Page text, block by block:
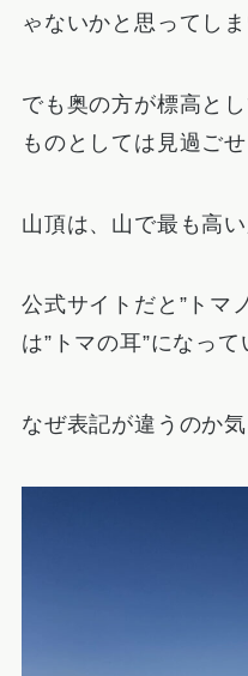
ゃないかと思ってしま
でも奥の方が標高と
ものとしては見過ごせ
山頂は、山で最も高
公式サイトだと”トマ
は”トマの耳”になって
なぜ表記が違うのか気